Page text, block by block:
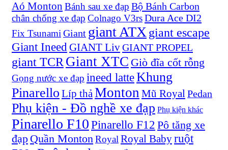
Aó Monton Bánh sau xe đạp Bộ Bánh Carbon
chân chống xe đạp Colnago V3rsDura Ace DI2
Fix TsunamiGiant giant ATXgiant escape
Giant IneedGIANT LivGIANT PROPEL
giant TCRGiant XTC Giò đĩa cốt rỗng
Gọng nước xe đạp ineed latteKhung
Pinarello Líp thảMonton Mũ Royal Pedan
Phụ kiện - Đồ nghề xe đạp Phụ kiện khác
Pinarello F10Pinarello F12 Pô tăng xe
đạp Quần MontonRoyalRoyal Babyruột